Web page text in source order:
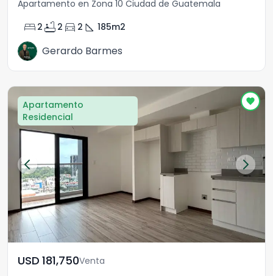
Apartamento en Zona 10 Ciudad de Guatemala
bed 2 bathtub 2 directions_car 2 square_foot 185m2
Gerardo Barmes
Apartamento
Residencial
USD	181,750Venta